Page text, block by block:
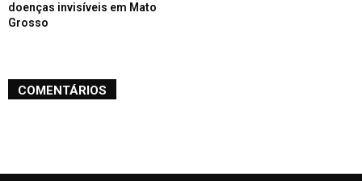
doenças invisíveis em Mato
Grosso
COMENTÁRIOS